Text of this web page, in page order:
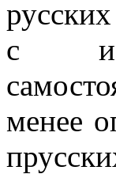
с
менее